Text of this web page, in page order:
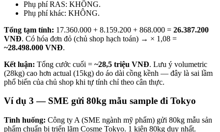
Phụ phí RAS: KHÔNG.
Phụ phí khác: KHÔNG.
Tổng tạm tính: 17.360.000 + 8.159.200 + 868.000 = 26.387.200
VNĐ. Có hóa đơn đỏ (chủ shop hạch toán) → × 1,08 =
~28.498.000 VNĐ.
Kết luận: Tổng cước cuối = ~28,5 triệu VNĐ. Lưu ý volumetric
(28kg) cao hơn actual (15kg) do áo dài cồng kềnh — đây là sai lầm
phổ biến của chủ shop khi tự tính chỉ theo cân thực.
Ví dụ 3 — SME gửi 80kg mẫu sample đi Tokyo
Tình huống: Công ty A (SME ngành mỹ phẩm) gửi 80kg mẫu sản
phẩm chuẩn bị triển lãm Cosme Tokyo. 1 kiện 80kg duy nhất.